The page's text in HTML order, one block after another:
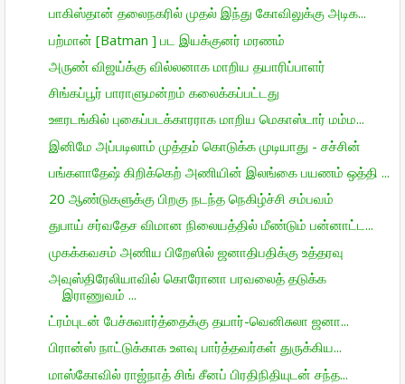
பாகிஸ்தான் தலைநகரில் முதல் இந்து கோவிலுக்கு அடிக...
பற்மான் [Batman ] பட இயக்குனர் மரணம்
அருண் விஜய்க்கு வில்லனாக மாறிய தயாரிப்பாளர்
சிங்கப்பூர் பாராளுமன்றம் கலைக்கப்பட்டது
ஊரடங்கில் புகைப்படக்காரராக மாறிய மெகாஸ்டார் மம்ம...
இனிமே அப்படிலாம் முத்தம் கொடுக்க முடியாது - சச்சின்
பங்களாதேஷ் கிறிக்கெற் அணியின் இலங்கை பயணம் ஒத்தி ...
20 ஆண்டுகளுக்கு பிறகு நடந்த நெகிழ்ச்சி சம்பவம்
துபாய் சர்வதேச விமான நிலையத்தில் மீண்டும் பன்னாட்ட...
முகக்கவசம் அணிய பிறேஸில் ஜனாதிபதிக்கு உத்தரவு
அவுஸ்திரேலியாவில் கொரோனா பரவலைத் தடுக்க
இராணுவம் ...
ட்ரம்புடன் பேச்சுவார்த்தைக்கு தயார்-வெனிசுலா ஜனா...
பிரான்ஸ் நாட்டுக்காக உளவு பார்த்தவர்கள் துருக்கிய...
மாஸ்கோவில் ராஜ்நாத் சிங் சீனப் பிரதிநிதியுடன் சந்த...